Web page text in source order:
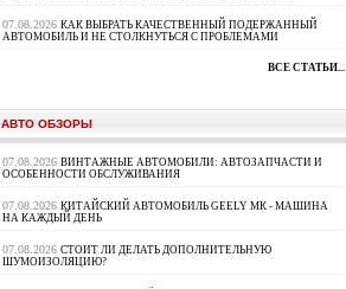
07.08.2026 КАК ВЫБРАТЬ КАЧЕСТВЕННЫЙ ПОДЕРЖАННЫЙ
АВТОМОБИЛЬ И НЕ СТОЛКНУТЬСЯ С ПРОБЛЕМАМИ
ВСЕ СТАТЬИ...
АВТО ОБЗОРЫ
07.08.2026 ВИНТАЖНЫЕ АВТОМОБИЛИ: АВТОЗАПЧАСТИ И
ОСОБЕННОСТИ ОБСЛУЖИВАНИЯ
07.08.2026 КИТАЙСКИЙ АВТОМОБИЛЬ GEELY МК - МАШИНА
НА КАЖДЫЙ ДЕНЬ
07.08.2026 СТОИТ ЛИ ДЕЛАТЬ ДОПОЛНИТЕЛЬНУЮ
ШУМОИЗОЛЯЦИЮ?